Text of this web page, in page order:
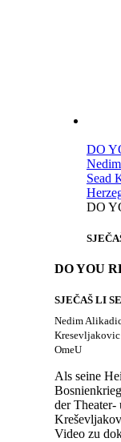
DO
Sead
DO
DO YOU
SJEČAŠ LI
Nedim
OmeU
Als seine
der Theater-
Video zu